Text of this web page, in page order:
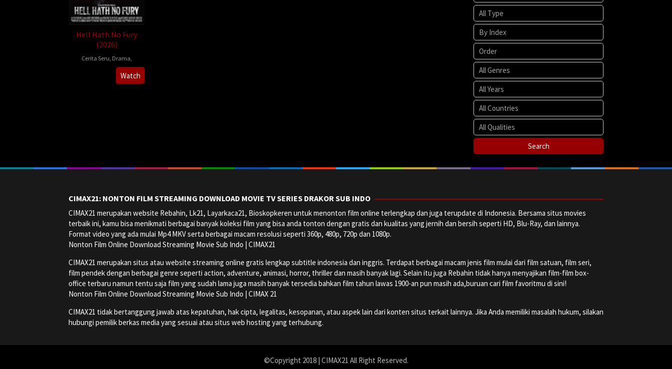
Hell Hath No Fury
(2026)
Cerita Seru, Drama,
2026-
Rustam
Vekilov
Watch
CIMAX21: NONTON FILM STREAMING DOWNLOAD MOVIE TV SERIES DRAKOR SUB INDO
CIMAX21 merupakan website Rebahin, Lk21, Layarkaca21, Bioskopkeren untuk menonton film online terlengkap dan juga terupdate di Indonesia. Bersama situs movies
terbaik ini, kamu bisa menikmati berbagai banyak koleksi film yang bisa anda tonton dengan gratis dan kualitas yang jernih dan bersih seperti HD, Blu-Ray, dan lainnya.
Format video yang ada mulai Mp4 MKV serta berbagai macam resolusi seperti 360p, 480p, 720p dan 1080p.
Nonton Film Online Download Streaming Movie Sub Indo | CIMAX21
CIMAX21 merupakan situs atau website streaming online gratis lengkap subtitle indonesia dan inggris. Terdapat berbagai macam jenis film mulai dari film satuan, film seri,
film pendek dengan berbagai genre seperti action, adventure, animasi, horror, thriller dan masih banyak lagi. Selain itu juga Rebahin tidak hanya menyajikan film-film box-
office terbaru namun tentu saja film yang sudah lama juga masih banyak tersedia bahkan film tahun lawas 1900-an pun masih ada,buruan cari film favoritmu di sini!
Nonton Film Online Download Streaming Movie Sub Indo | CIMAX 21
CIMAX21 tidak bertanggung jawab atas kepatuhan, hak cipta, legalitas, kesopanan, atau aspek lain dari konten situs terkait lainnya. Jika Anda memiliki masalah hukum, silakan
hubungi pemilik berkas media yang sesuai atau situs web hosting yang terhubung.
©Copyright 2018 | CIMAX21 All Right Reserved.